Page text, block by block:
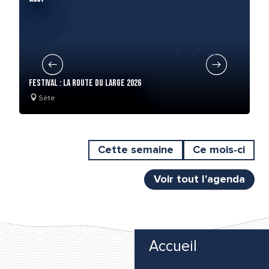
Accueil
Accessibilité
Voir les favoris
Recherche
Pour les enfants
FESTIVAL : LA ROUTE DU LARGE 2026
Sète
Cette semaine Ce mois-ci
Voir tout l'agenda